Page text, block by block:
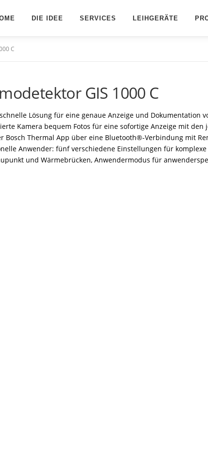
DIE IDEE SERVICES LEIHGERÄTE
C
GIS 1000 C
Lösung für eine genaue Anzeige und
Kamera bequem Fotos für eine sofortige Anzeige mit
Thermal App über eine Bluetooth®-Verbindung mit
Anwender: fünf verschiedene Einstellungen für
und Wärmebrücken, Anwendermodus für